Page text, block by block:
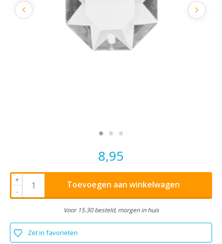
8,95
+
-
Toevoegen aan winkelwagen
Voor 15.30 besteld, morgen in huis
Zet in favorieten